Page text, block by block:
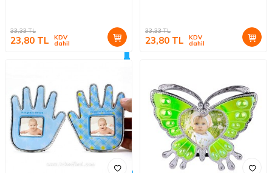
33,33TL
23,80 TL KDV
dahil
33,33TL
23,80 TL KDV
dahil